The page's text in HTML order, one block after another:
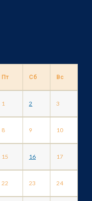
Пт Сб Вс
1 2 3
8 9 10
15 16 17
22 23 24